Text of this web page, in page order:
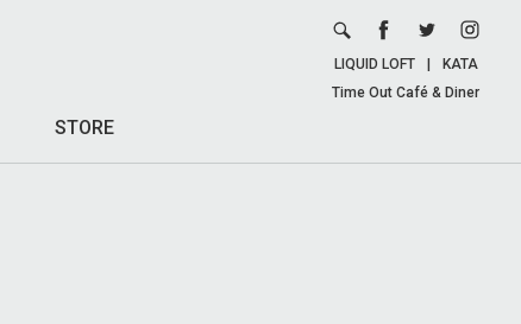
STORE
LIQUID LOFT
KATA
Time Out Café & Diner